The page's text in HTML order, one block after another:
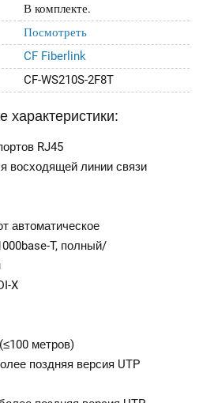
В комплекте.
Посмотреть
CF Fiberlink
CF-WS210S-2F8T
характеристики:
RJ45
восходящей линии связи
автоматическое
T, полный/
X
метров)
поздняя версия UTP